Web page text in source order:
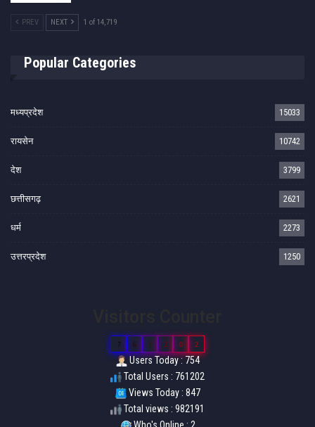
PREV NEXT 1 of 14,719
Popular Categories
मध्यप्रदेश 15033
रायसेन 10742
देश 3799
छत्तीसगढ़ 2621
धर्म 2273
उत्तरप्रदेश 1250
7 6 1 2 0 2
Users Today : 754
Total Users : 761202
Views Today : 847
Total views : 982191